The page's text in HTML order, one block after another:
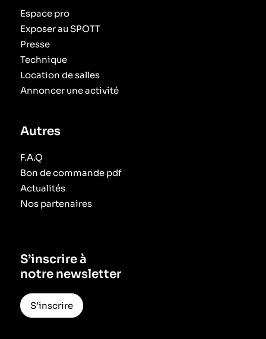
Espace pro
Exposer au SPOTT
Presse
Technique
Location de salles
Annoncer une activité
Autres
F.A.Q
Bon de commande pdf
Actualités
Nos partenaires
S’inscrire à
notre newsletter
S’inscrire